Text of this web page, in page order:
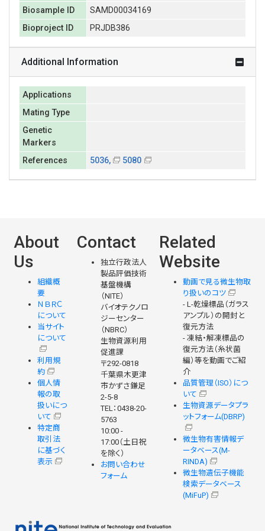
Biosample ID
SAMD00034169
Bioproject ID
PRJDB386
Additional Information
Applications
Mating Type
Genetic
Markers
References
5036, 5080
About
Us
組織概
要
ＮＢＲＣ
について
当サイト
について
利用規
約
個人情
報の取
扱いにつ
いて
特定商
取引法
に基づく
表示
Contact
独立行政法人
製品評価技術
基盤機構
（NITE）
バイオテクノロ
ジーセンター
（NBRC）
生物資源利用
促進課
〒292-0818
千葉県木更津
市かずさ鎌足
2-5-8
TEL：0438-20-
5763
10:00 -
17:00（土日祝
を除く）
お問い合わせ
フォーム
Related
Website
動画で見る微生物取
り扱いのコツ
- L-乾燥標品（ガラス
アンプル）の開封と
復元方法
- 凍結・解凍標品の
復元方法（糸状菌
編）等を動画でご紹
介
品質管理（ISO）につ
いて
生物資源データプラ
ットフォーム(DBRP)
微生物有害情報デ
ータベース(M-
RINDA)
微生物遺伝子機能
検索データベース
(MiFuP)